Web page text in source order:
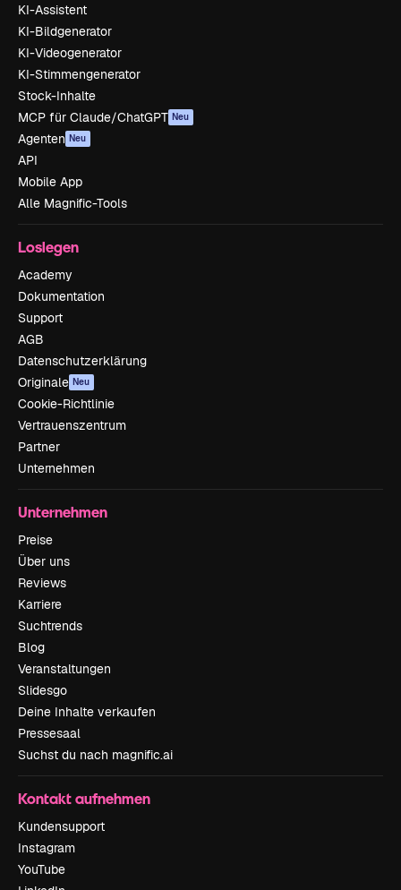
KI-Assistent
KI-Bildgenerator
KI-Videogenerator
KI-Stimmengenerator
Stock-Inhalte
MCP für Claude/ChatGPT Neu
Agenten Neu
API
Mobile App
Alle Magnific-Tools
Loslegen
Academy
Dokumentation
Support
AGB
Datenschutzerklärung
Originale Neu
Cookie-Richtlinie
Vertrauenszentrum
Partner
Unternehmen
Unternehmen
Preise
Über uns
Reviews
Karriere
Suchtrends
Blog
Veranstaltungen
Slidesgo
Deine Inhalte verkaufen
Pressesaal
Suchst du nach magnific.ai
Kontakt aufnehmen
Kundensupport
Instagram
YouTube